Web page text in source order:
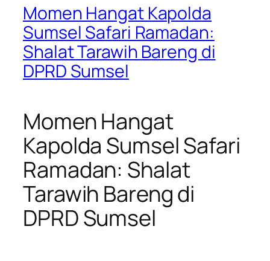
Momen Hangat Kapolda
Sumsel Safari Ramadan:
Shalat Tarawih Bareng di
DPRD Sumsel
Momen Hangat
Kapolda Sumsel Safari
Ramadan: Shalat
Tarawih Bareng di
DPRD Sumsel